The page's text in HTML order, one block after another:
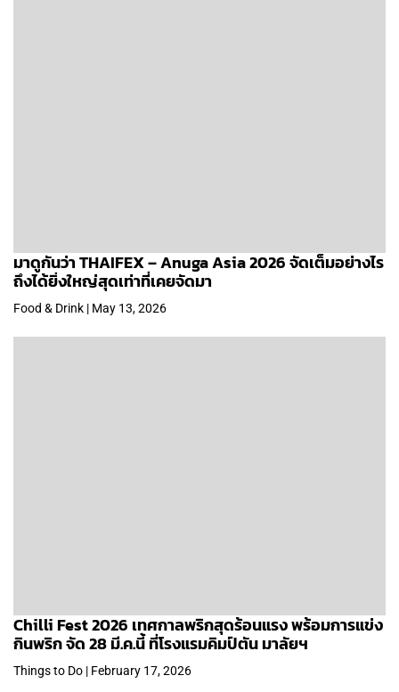
มาดูกันว่า THAIFEX – Anuga Asia 2026 จัดเต็มอย่างไร
ถึงได้ยิ่งใหญ่สุดเท่าที่เคยจัดมา
Food & Drink | May 13, 2026
Chilli Fest 2026 เทศกาลพริกสุดร้อนแรง พร้อมการแข่ง
กินพริก จัด 28 มี.ค.นี้ ที่โรงแรมคิมป์ตัน มาลัยฯ
Things to Do | February 17, 2026